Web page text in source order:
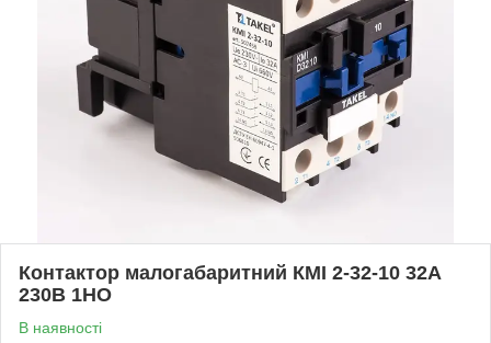
Контактор малогабаритний КМІ 2-32-10 32А
230В 1HO
В наявності